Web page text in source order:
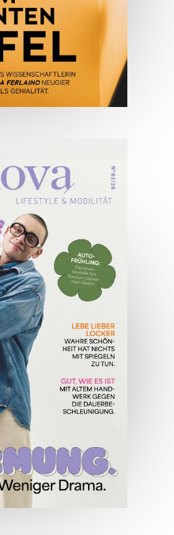
April 2026